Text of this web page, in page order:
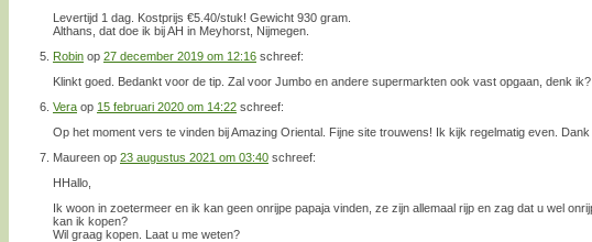
Levertijd 1 dag. Kostprijs €5.40/stuk! Gewicht 930 gram.
Althans, dat doe ik bij AH in Meyhorst, Nijmegen.
Robin op 27 december 2019 om 12:16 schreef:
Klinkt goed. Bedankt voor de tip. Zal voor Jumbo en andere supermarkten ook vast opgaan, denk ik?
Vera op 15 februari 2020 om 14:22 schreef:
Op het moment vers te vinden bij Amazing Oriental. Fijne site trouwens! Ik kijk regelmatig even. Dank
Maureen op 23 augustus 2021 om 03:40 schreef:
HHallo,
Ik woon in zoetermeer en ik kan geen onrijpe papaja vinden, ze zijn allemaal rijp en zag dat u wel
kan ik kopen?
Wil graag kopen. Laat u me weten?